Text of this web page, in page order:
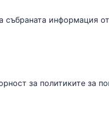
информация
за политиките за